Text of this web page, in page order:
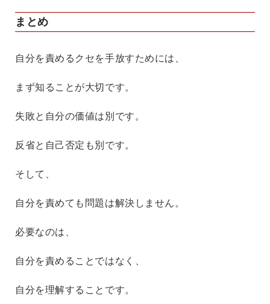
まとめ
自分を責めるクセを手放すためには、
まず知ることが大切です。
失敗と自分の価値は別です。
反省と自己否定も別です。
そして、
自分を責めても問題は解決しません。
必要なのは、
自分を責めることではなく、
自分を理解することです。